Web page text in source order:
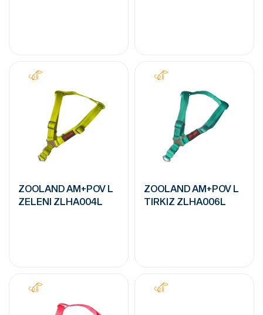
ZOOLAND AM+POV L
ZELENI ZLHA004L
ZOOLAND AM+POV L
TIRKIZ ZLHA006L